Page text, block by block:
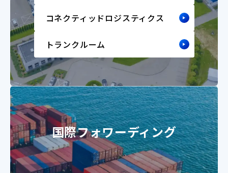
コネクティッドロジスティクス
トランクルーム
国際フォワーディング